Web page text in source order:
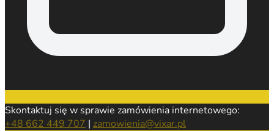
Skontaktuj się w sprawie zamówienia internetowego:
+48 662 449 707 | zamowienia@vixar.pl